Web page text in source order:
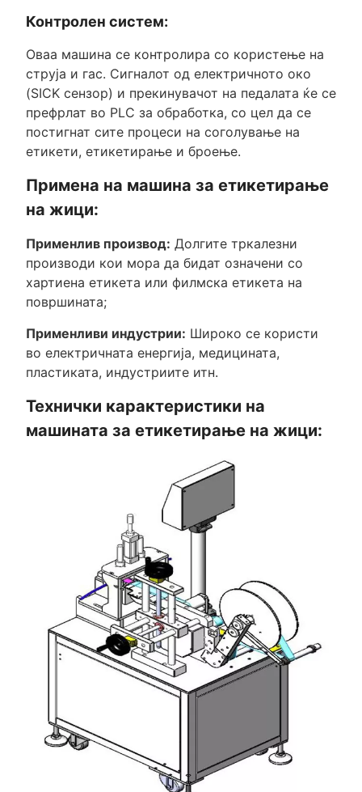
Контролен систем:
Оваа машина се контролира со користење на
струја и гас. Сигналот од електричното око
(SICK сензор) и прекинувачот на педалата ќе се
префрлат во PLC за обработка, со цел да се
постигнат сите процеси на соголување на
етикети, етикетирање и броење.
Примена на машина за етикетирање
на жици:
Применлив производ: Долгите тркалезни
производи кои мора да бидат означени со
хартиена етикета или филмска етикета на
површината;
Применливи индустрии: Широко се користи
во електричната енергија, медицината,
пластиката, индустриите итн.
Технички карактеристики на
машината за етикетирање на жици: